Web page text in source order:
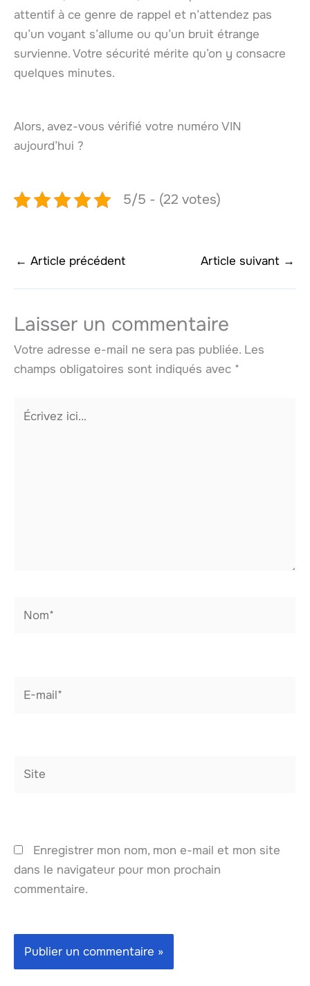
attentif à ce genre de rappel et n’attendez pas
qu’un voyant s’allume ou qu’un bruit étrange
survienne. Votre sécurité mérite qu’on y consacre
quelques minutes.
Alors, avez-vous vérifié votre numéro VIN
aujourd’hui ?
5/5 - (22 votes)
← Article précédent Article suivant →
Laisser un commentaire
Votre adresse e-mail ne sera pas publiée. Les
champs obligatoires sont indiqués avec *
Écrivez
mail*
Enregistrer mon nom, mon e-mail et mon site
dans le navigateur pour mon prochain
commentaire.